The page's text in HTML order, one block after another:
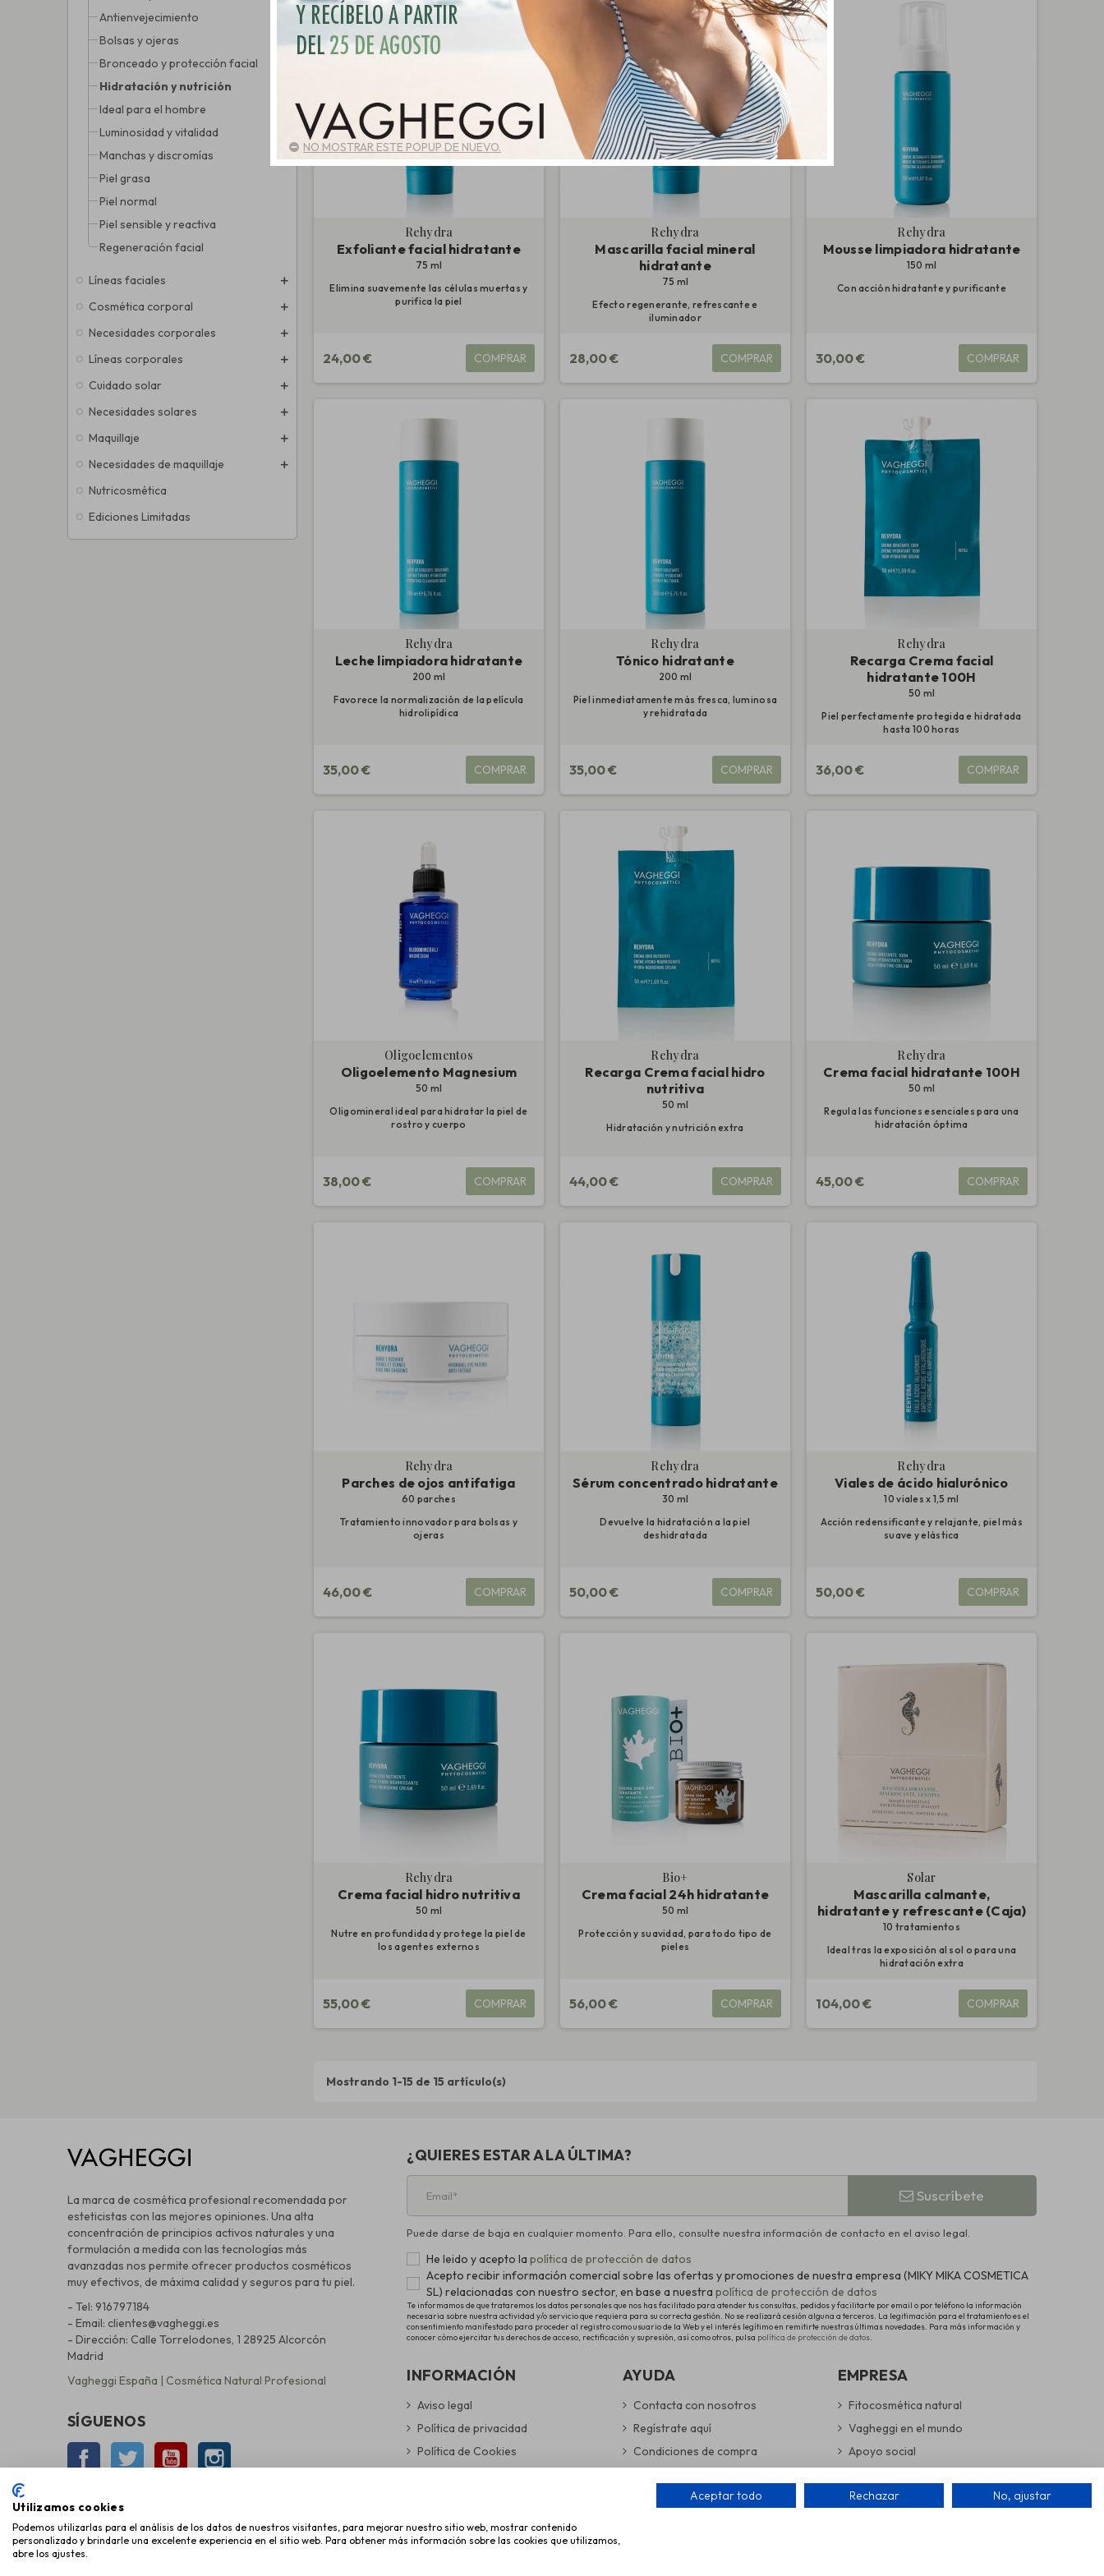
Antienvejecimiento
Bolsas y ojeras
Bronceado y protección facial
Hidratación y nutrición
Ideal para el hombre
Luminosidad y vitalidad
Manchas y discromías
Piel grasa
Piel normal
Piel sensible y reactiva
Regeneración facial
Líneas faciales
Cosmética corporal
Necesidades corporales
Líneas corporales
Cuidado solar
Necesidades solares
Maquillaje
Necesidades de maquillaje
Nutricosmética
Ediciones Limitadas
Rehydra
Exfoliante facial hidratante
75 ml
Elimina suavemente las células muertas y
purifica la piel
24,00 € COMPRAR
Rehydra
Mascarilla facial mineral
hidratante
75 ml
Efecto regenerante, refrescante e
iluminador
28,00 € COMPRAR
Rehydra
Mousse limpiadora hidratante
150 ml
Con acción hidratante y purificante
30,00 € COMPRAR
Rehydra
Leche limpiadora hidratante
200 ml
Favorece la normalización de la película
hidrolipídica
35,00 € COMPRAR
Rehydra
Tónico hidratante
200 ml
Piel inmediatamente más fresca, luminosa
y rehidratada
35,00 € COMPRAR
Rehydra
Recarga Crema facial
hidratante 100H
50 ml
Piel perfectamente protegida e hidratada
hasta 100 horas
36,00 € COMPRAR
Oligoelementos
Oligoelemento Magnesium
50 ml
Oligomineral ideal para hidratar la piel de
rostro y cuerpo
38,00 € COMPRAR
Rehydra
Recarga Crema facial hidro
nutritiva
50 ml
Hidratación y nutrición extra
44,00 € COMPRAR
Rehydra
Crema facial hidratante 100H
50 ml
Regula las funciones esenciales para una
hidratación óptima
45,00 € COMPRAR
Rehydra
Parches de ojos antifatiga
60 parches
Tratamiento innovador para bolsas y
ojeras
46,00 € COMPRAR
Rehydra
Sérum concentrado hidratante
30 ml
Devuelve la hidratación a la piel
deshidratada
50,00 € COMPRAR
Rehydra
Viales de ácido hialurónico
10 viales x 1,5 ml
Acción redensificante y relajante, piel más
suave y elástica
50,00 € COMPRAR
Rehydra
Crema facial hidro nutritiva
50 ml
Nutre en profundidad y protege la piel de
los agentes externos
55,00 € COMPRAR
Bio+
Crema facial 24h hidratante
50 ml
Protección y suavidad, para todo tipo de
pieles
56,00 € COMPRAR
Solar
Mascarilla calmante,
hidratante y refrescante (Caja)
10 tratamientos
Ideal tras la exposición al sol o para una
hidratación extra
104,00 € COMPRAR
Mostrando 1-15 de 15 artículo(s)
La marca de cosmética profesional recomendada por
esteticistas con las mejores opiniones. Una alta
concentración de principios activos naturales y una
formulación a medida con las tecnologías más
avanzadas nos permite ofrecer productos cosméticos
muy efectivos, de máxima calidad y seguros para tu piel.
- Tel: 916797184
- Email: clientes@vagheggi.es
- Dirección: Calle Torrelodones, 1 28925 Alcorcón
Madrid
Vagheggi España | Cosmética Natural Profesional
SÍGUENOS
Facebook Twitter YouTube
¿QUIERES ESTAR A LA ÚLTIMA?
Suscríbete
Puede darse de baja en cualquier momento. Para ello, consulte nuestra información de contacto en el aviso legal.
He leido y acepto la política de protección de datos
Acepto recibir información comercial sobre las ofertas y promociones de nuestra empresa (MIKY MIKA COSMETICA
SL) relacionadas con nuestro sector, en base a nuestrapolítica de protección de datos
Te informamos de que trataremos los datos personales que nos has facilitado para atender tus consultas, pedidos y facilitarte por email o por teléfono la información
necesaria sobre nuestra actividad y/o servicio que requiera para su correcta gestión. No se realizará cesión alguna a terceros. La legitimación para el tratamiento es el
consentimiento manifestado para proceder al registro como usuario de la Web y el interés legítimo en remitirte nuestras últimas novedades. Para más información y
conocer cómo ejercitar tus derechos de acceso, rectificación y supresión, así como otros, pulsa política de protección de datos.
INFORMACIÓN
Aviso legal
Política de privacidad
Política de Cookies
AYUDA
Contacta con nosotros
Regístrate aquí
Condiciones de compra
Formas de pago seguras
EMPRESA
Fitocosmética natural
Vagheggi en el mundo
Apoyo social
Copyright © 2026 Miky Mika Cosmética, S.L.
NO MOSTRAR ESTE POPUP DE NUEVO.
Utilizamos cookies
Podemos utilizarlas para el análisis de los datos de nuestros visitantes, para mejorar nuestro sitio web, mostrar contenido
personalizado y brindarle una excelente experiencia en el sitio web. Para obtener más información sobre las cookies que utilizamos,
abre los ajustes.
Aceptar todo Rechazar No, ajustar